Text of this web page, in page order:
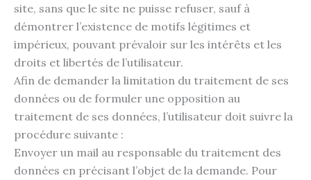
site, sans que le site ne puisse refuser, sauf à
démontrer l’existence de motifs légitimes et
impérieux, pouvant prévaloir sur les intérêts et les
droits et libertés de l’utilisateur.
Afin de demander la limitation du traitement de ses
données ou de formuler une opposition au
traitement de ses données, l’utilisateur doit suivre la
procédure suivante :
Envoyer un mail au responsable du traitement des
données en précisant l’objet de la demande. Pour